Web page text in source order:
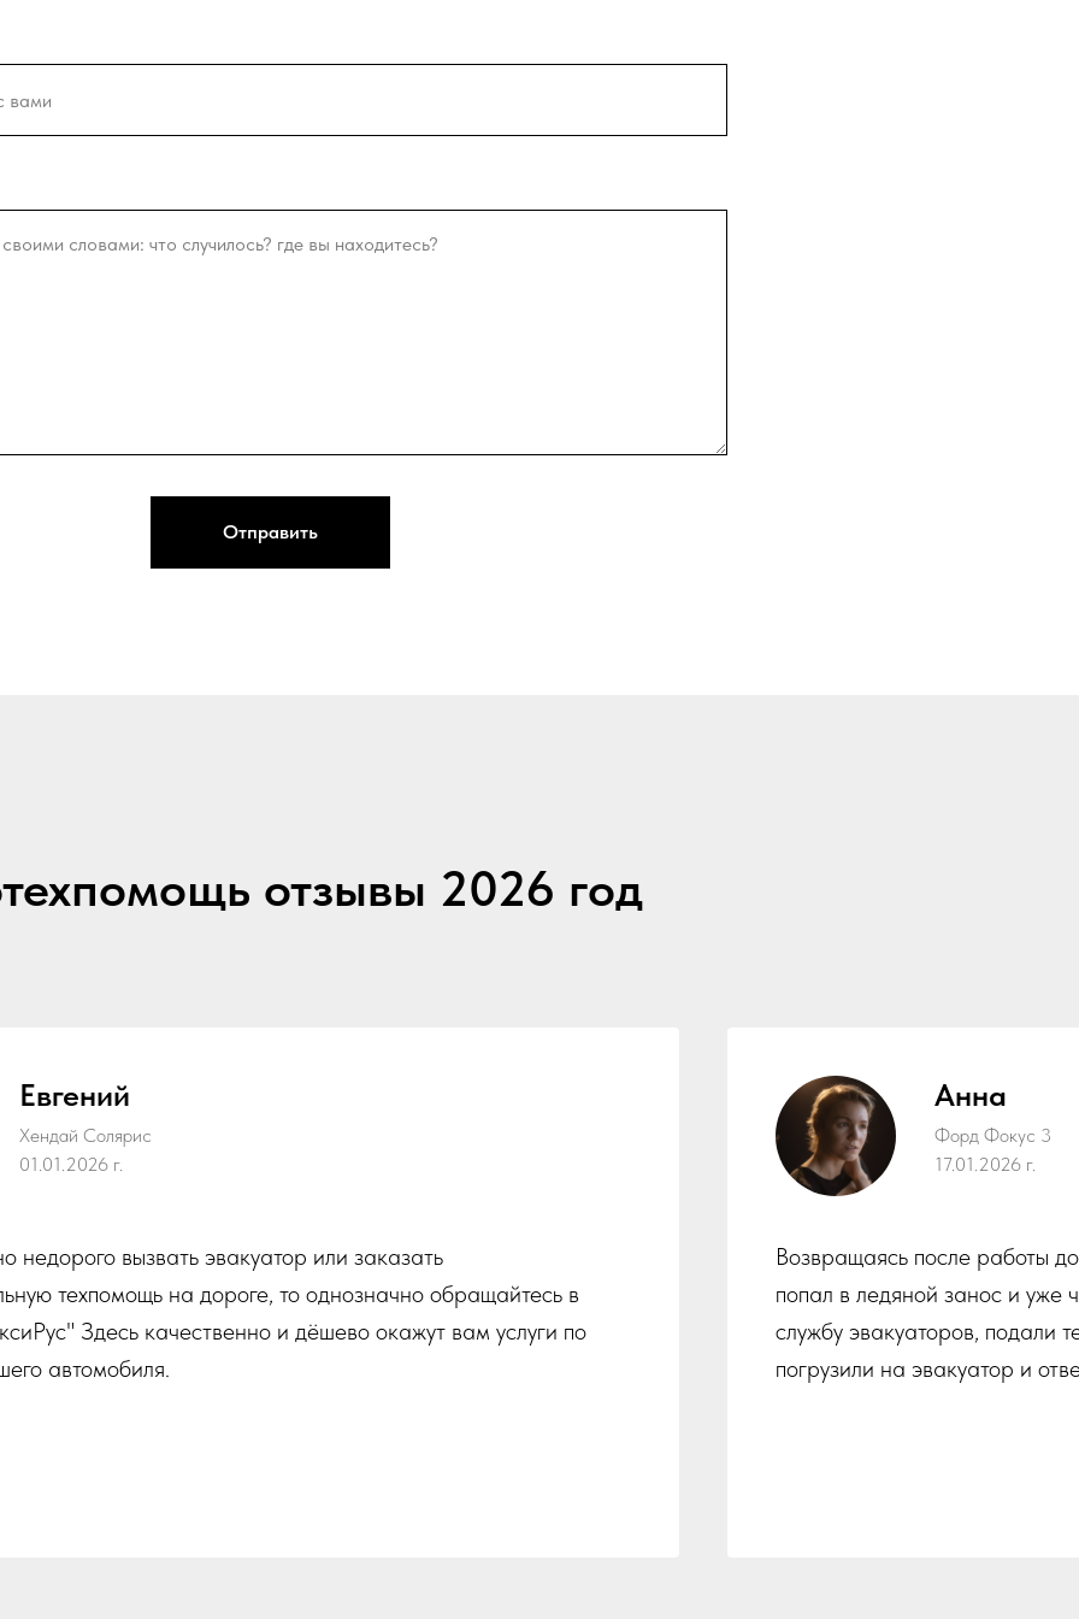
Отправить
отзывы 2026 год
Евгений
Хендай Солярис
01.01.2026 г.
недорого вызвать эвакуатор или заказать
техпомощь на дороге, то однозначно обращайтесь в
Здесь качественно и дёшево окажут вам услуги по
автомобиля.
Анна
Форд Фокус 3
17.01.2026 г.
Возвращаясь после работы
попал в ледяной занос и уже
службу эвакуаторов, подали
погрузили на эвакуатор и